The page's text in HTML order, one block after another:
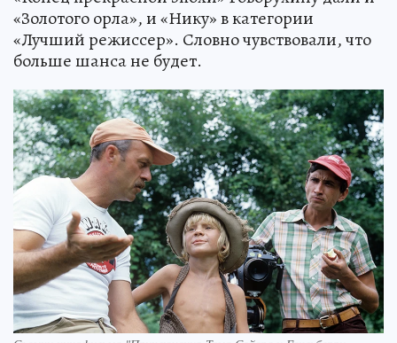
«Золотого орла», и «Нику» в категории
«Лучший режиссер». Словно чувствовали, что
больше шанса не будет.